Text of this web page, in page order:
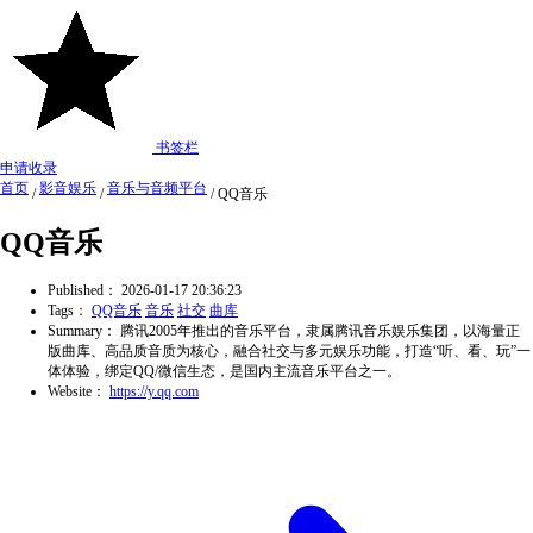
书签栏
申请收录
首页 / 影音娱乐 / 音乐与音频平台 / QQ音乐
QQ音乐
Published： 2026-01-17 20:36:23
Tags： QQ音乐 音乐 社交 曲库
Summary：
腾讯2005年推出的音乐平台，隶属腾讯音乐娱乐集团，以海量正
版曲库、高品质音质为核心，融合社交与多元娱乐功能，打造“听、看、玩”一
体体验，绑定QQ/微信生态，是国内主流音乐平台之一。
Website： https://y.qq.com